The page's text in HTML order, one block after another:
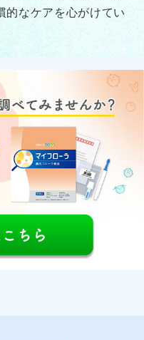
的なケアを心がけてい